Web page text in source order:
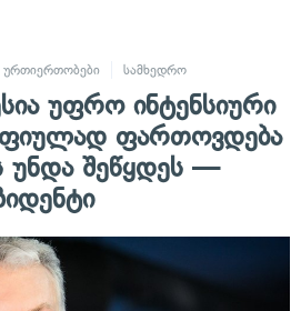
სამხედრო
უფრო ინტენსიური
ფართოვდება
უნდა შეწყდეს —